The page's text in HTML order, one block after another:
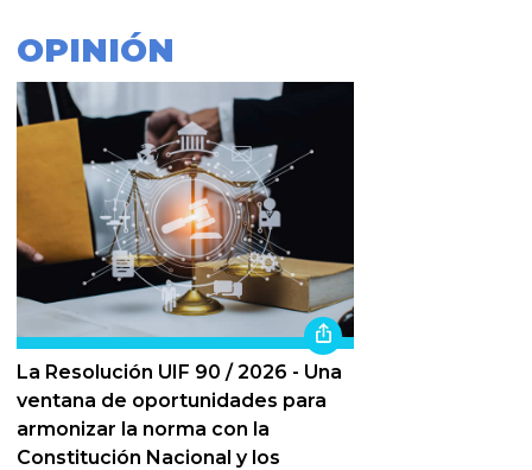
OPINIÓN
La Resolución UIF 90 / 2026 - Una
ventana de oportunidades para
armonizar la norma con la
Constitución Nacional y los